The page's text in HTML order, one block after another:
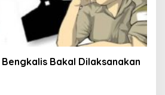
Bakal Dilaksanakan